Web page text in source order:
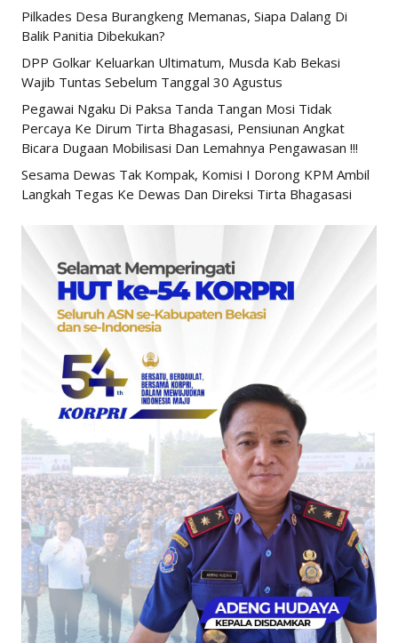
Pilkades Desa Burangkeng Memanas, Siapa Dalang Di
Balik Panitia Dibekukan?
DPP Golkar Keluarkan Ultimatum, Musda Kab Bekasi
Wajib Tuntas Sebelum Tanggal 30 Agustus
Pegawai Ngaku Di Paksa Tanda Tangan Mosi Tidak
Percaya Ke Dirum Tirta Bhagasasi, Pensiunan Angkat
Bicara Dugaan Mobilisasi Dan Lemahnya Pengawasan !!!
Sesama Dewas Tak Kompak, Komisi I Dorong KPM Ambil
Langkah Tegas Ke Dewas Dan Direksi Tirta Bhagasasi